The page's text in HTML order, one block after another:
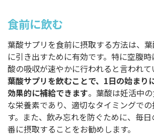
食前に飲む
葉酸サプリを食前に摂取する方法は、
に引き出すために有効です。特に空腹
酸の吸収が速やかに行われると言われて
葉酸サプリを飲むことで、1日の始まり
効果的に補給できます。葉酸は妊活中
な栄養素であり、適切なタイミングで
す。また、飲み忘れを防ぐために、毎
番に摂取することをお勧めします。